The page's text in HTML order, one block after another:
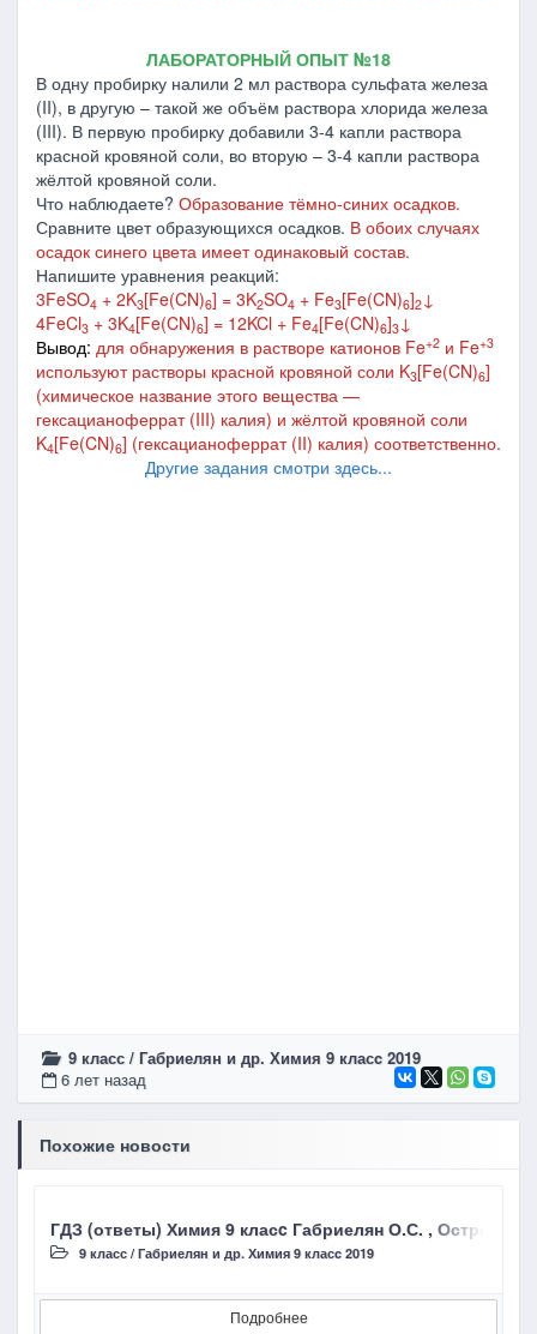
ЛАБОРАТОРНЫЙ ОПЫТ №18
В одну пробирку налили 2 мл раствора сульфата железа
(II), в другую – такой же объём раствора хлорида железа
(III). В первую пробирку добавили 3-4 капли раствора
красной кровяной соли, во вторую – 3-4 капли раствора
жёлтой кровяной соли.
Что наблюдаете? Образование тёмно-синих осадков.
Сравните цвет образующихся осадков. В обоих случаях
осадок синего цвета имеет одинаковый состав.
Напишите уравнения реакций:
3FeSO4 + 2K3[Fe(CN)6] = 3K2SO4 + Fe3[Fe(CN)6]2↓
4FeCl3 + 3K4[Fe(CN)6] = 12KCl + Fe4[Fe(CN)6]3↓
Вывод: для обнаружения в растворе катионов Fe+2 и Fe+3
используют растворы красной кровяной соли K3[Fe(CN)6]
(химическое название этого вещества —
гексацианоферрат (III) калия) и жёлтой кровяной соли
K4[Fe(CN)6] (гексацианоферрат (II) калия) соответственно.
Другие задания смотри здесь...
9 класс / Габриелян и др. Химия 9 класc 2019
6 лет назад
Похожие новости
ГДЗ (ответы) Химия 9 класc Габриелян О.С. ,
9 класс / Габриелян и др. Химия 9 класc 2019
Подробнее